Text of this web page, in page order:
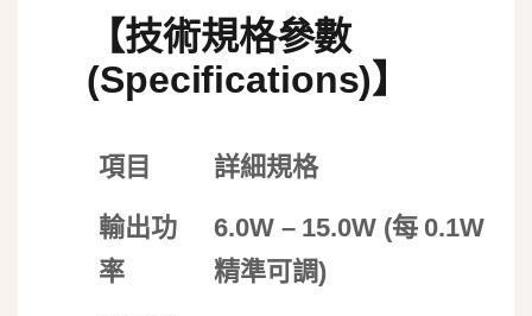
【技術規格參數
(Specifications)】
項目 詳細規格
輸出功
率
6.0W – 15.0W (每 0.1W
精準可調)